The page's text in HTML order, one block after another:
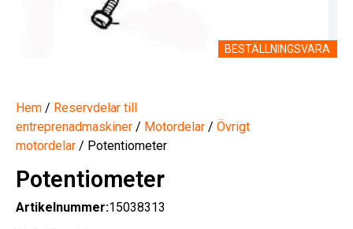
BESTÄLLNINGSVARA
Hem / Reservdelar till
entreprenadmaskiner / Motordelar / Övrigt
motordelar / Potentiometer
Potentiometer
Artikelnummer:15038313